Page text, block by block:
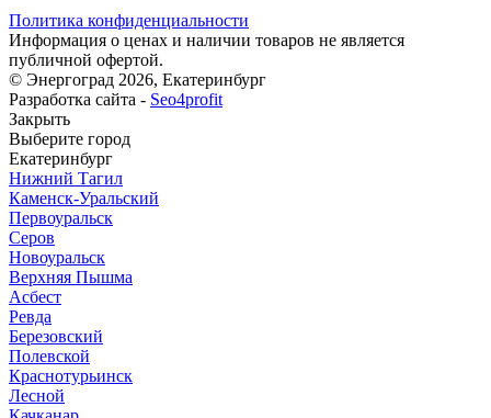
Политика конфиденциальности
Информация о ценах и наличии товаров не является
публичной офертой.
© Энергоград 2026, Екатеринбург
Разработка сайта - Seo4profit
Закрыть
Выберите город
Екатеринбург
Нижний Тагил
Каменск-Уральский
Первоуральск
Серов
Новоуральск
Верхняя Пышма
Асбест
Ревда
Березовский
Полевской
Краснотурьинск
Лесной